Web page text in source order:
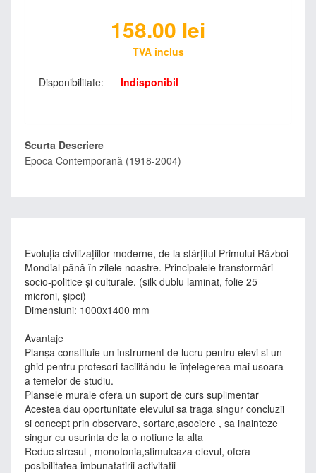
158.00 lei
TVA inclus
Disponibilitate: Indisponibil
Scurta Descriere
Epoca Contemporană (1918-2004)
Evoluţia civilizaţiilor moderne, de la sfârţitul Primului Război
Mondial până în zilele noastre. Principalele transformări
socio-politice şi culturale. (silk dublu laminat, folie 25
microni, şipci)
Dimensiuni: 1000x1400 mm
Avantaje
Planşa constituie un instrument de lucru pentru elevi si un
ghid pentru profesori facilitându-le înţelegerea mai usoara
a temelor de studiu.
Plansele murale ofera un suport de curs suplimentar
Acestea dau oportunitate elevului sa traga singur concluzii
si concept prin observare, sortare,asociere , sa inainteze
singur cu usurinta de la o notiune la alta
Reduc stresul , monotonia,stimuleaza elevul, ofera
posibilitatea imbunatatirii activitatii